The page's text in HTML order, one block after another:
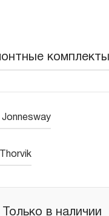
комплекты
Только в наличии